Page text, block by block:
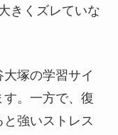
きくズレていな
塚の学習サイ
。一方で、復
強いストレス